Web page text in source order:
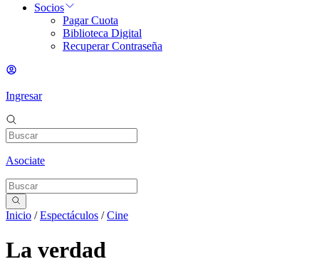
Socios
Pagar Cuota
Biblioteca Digital
Recuperar Contraseña
Ingresar
Asociate
Inicio /Espectáculos /Cine
La verdad